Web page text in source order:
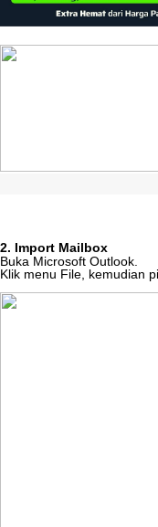
2. Import Mailbox
Buka Microsoft Outlook.
Klik menu File, kemudian